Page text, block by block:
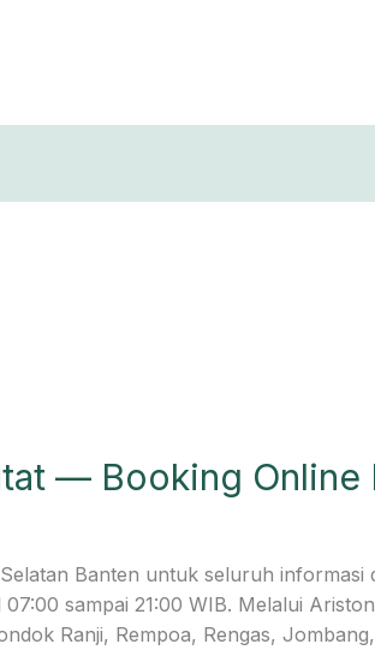
— Booking Online
Banten untuk seluruh informasi
sampai 21:00 WIB. Melalui
Ranji, Rempoa, Rengas,